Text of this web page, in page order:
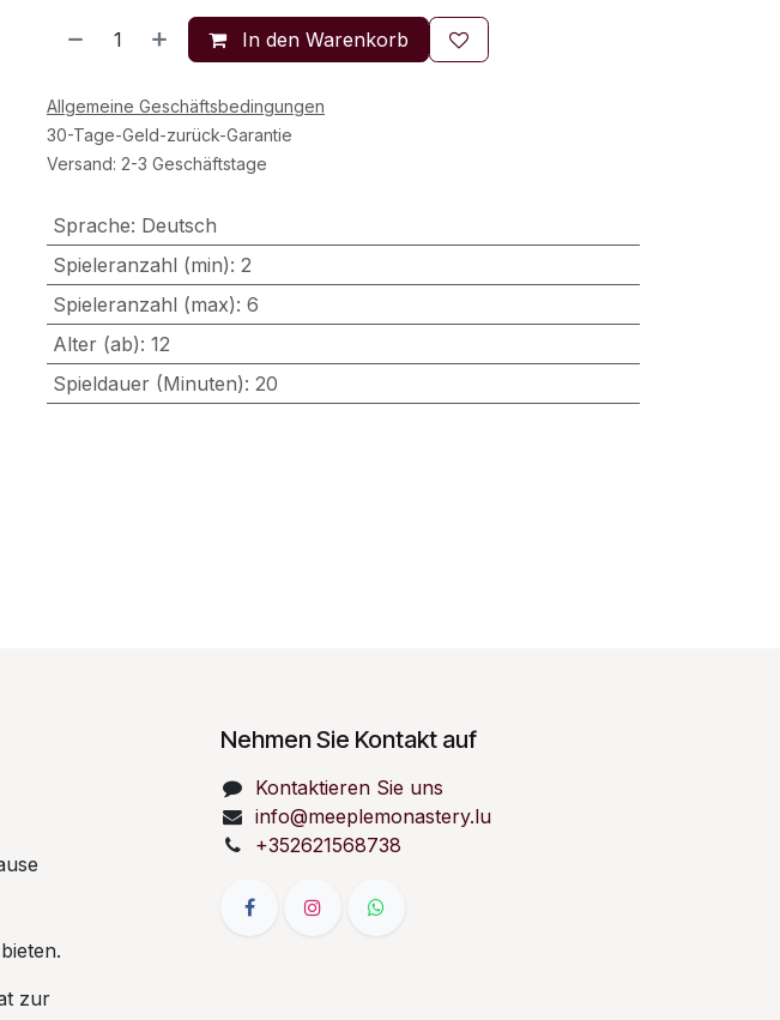
In den Warenkorb
Allgemeine Geschäftsbedingungen
30-Tage-Geld-zurück-Garantie
Versand: 2-3 Geschäftstage
Sprache: Deutsch
Spieleranzahl (min): 2
Spieleranzahl (max): 6
Alter (ab): 12
Spieldauer (Minuten): 20
zur
Nehmen Sie Kontakt auf
Kontaktieren Sie uns
info@meeplemonastery.lu
+352621568738